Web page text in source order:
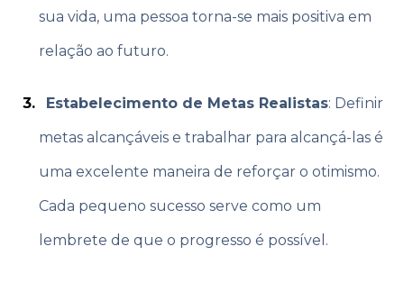
sua vida, uma pessoa torna-se mais positiva em
relação ao futuro.
Estabelecimento de Metas Realistas: Definir
metas alcançáveis e trabalhar para alcançá-las é
uma excelente maneira de reforçar o otimismo.
Cada pequeno sucesso serve como um
lembrete de que o progresso é possível.